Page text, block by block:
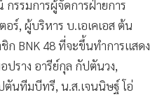
รรมการผู้จัดการฝ่ายการ
ร์, ผู้บริหาร บ.เอเคเอส ต้น
ก BNK 48 ที่จะขึ้นทำการแสดง
ปราง อารีย์กุล กัปตันวง,
นทีมบีทรี, น.ส.เจนนิษฐ์ โอ่